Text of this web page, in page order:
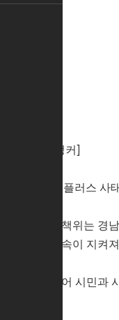
[앵커]
'홈플러스
대책위는 경
약속이 지켜
이어 시민과